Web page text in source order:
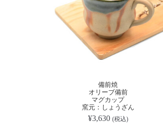
備前焼
オリーブ備前
マグカップ
窯元：しょうざん
¥3,630 (税込)